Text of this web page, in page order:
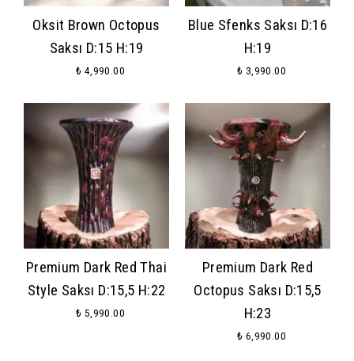
Oksit Brown Octopus
Saksı D:15 H:19
₺ 4,990.00
Blue Sfenks Saksı D:16
H:19
₺ 3,990.00
Premium Dark Red Thai
Style Saksı D:15,5 H:22
₺ 5,990.00
Premium Dark Red
Octopus Saksı D:15,5
H:23
₺ 6,990.00